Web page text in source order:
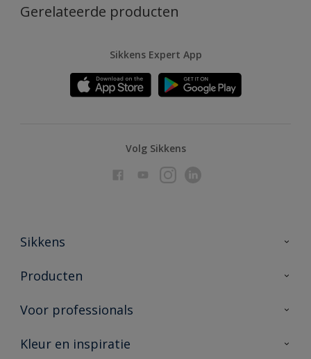
Gerelateerde producten
Sikkens Expert App
Volg Sikkens
Sikkens
Over Sikkens
Duurzaamheid
Producten
Producten voor binnen
Vind je verkooppunt
Voor professionals
Advies & service
Kleur en inspiratie